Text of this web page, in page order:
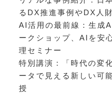
るDX推進事例やDX人
AI活用の最前線：生成
ークショップ、AIを安
理セミナー
特別講演：「時代の変
ータで見える新しい可
授